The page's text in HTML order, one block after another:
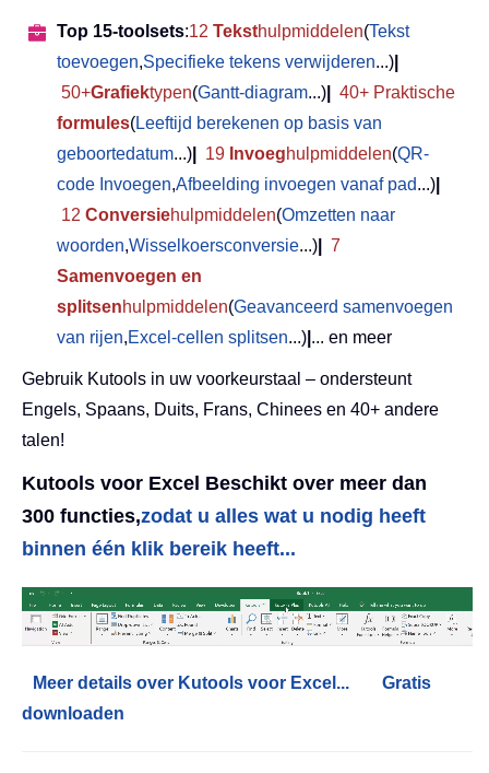
Top 15-toolsets:12 Teksthulpmiddelen(Tekst
toevoegen,Specifieke tekens verwijderen...)
50+Grafiektypen(Gantt-diagram...)
40+ Praktische
formules(Leeftijd berekenen op basis van
geboortedatum...) 19 Invoeghulpmiddelen(QR-
code Invoegen,Afbeelding invoegen vanaf pad...)
12 Conversiehulpmiddelen(Omzetten naar
woorden,Wisselkoersconversie...)
7
Samenvoegen en
splitsenhulpmiddelen(Geavanceerd samenvoegen
van rijen,Excel-cellen splitsen...) ... en meer
Gebruik Kutools in uw voorkeurstaal – ondersteunt
Engels, Spaans, Duits, Frans, Chinees en 40+ andere
talen!
Kutools voor Excel Beschikt over meer dan
300 functies,zodat u alles wat u nodig heeft
binnen één klik bereik heeft...
Meer details over Kutools voor Excel...
Gratis
downloaden